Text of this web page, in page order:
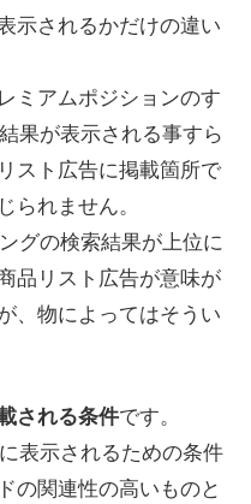
示されるかだけの違い
ミアムポジションのす
果が表示される事すら
スト広告に掲載箇所で
れません。
グの検索結果が上位に
品リスト広告が意味が
、物によってはそうい
される条件です。
表示されるための条件
の関連性の高いものと